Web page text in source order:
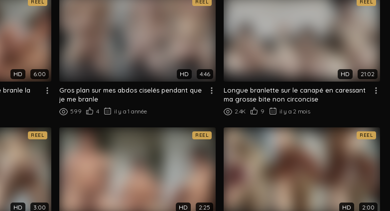
REEL
HD 6:00
branle la
REEL
HD 4:46
Gros plan sur mes abdos ciselés pendant que
je me branle
599 4 il y a 1 année
REEL
HD 21:02
Longue branlette sur le canapé en caressant
ma grosse bite non circoncise
2.4K 9 il y a 2 mois
REEL
HD 3:00
REEL
HD 2:25
REEL
HD 2:00